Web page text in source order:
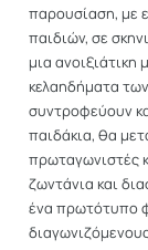
παρουσίαση, με
παιδιών, σε
μια
κελαηδήματα
συντροφεύουν
παιδάκια, θα
πρωταγωνιστές
ζωντάνια και
ένα πρωτότυπο